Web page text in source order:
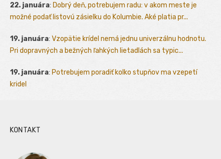
22. januára: Dobrý deň, potrebujem radu: v akom meste je
možné podať listovú zásielku do Kolumbie. Aké platia pr...
19. januára: Vzopätie krídel nemá jednu univerzálnu hodnotu.
Pri dopravných a bežných ľahkých lietadlách sa typic...
19. januára: Potrebujem poradiť kolko stupňov ma vzepetí
kridel
KONTAKT